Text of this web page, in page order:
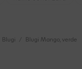
Blugi Blugi Mango, verde